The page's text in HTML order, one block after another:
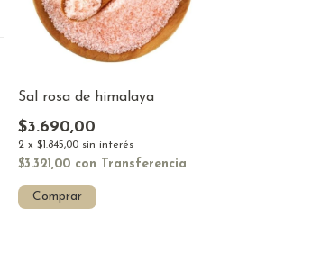
Sal rosa de himalaya
$3.690,00
2 x$1.845,00 sin interés
$3.321,00 con Transferencia
Comprar